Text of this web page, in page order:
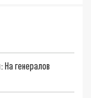
генералов